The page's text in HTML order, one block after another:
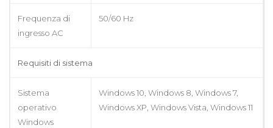
Frequenza di
ingresso AC
50/60 Hz
Requisiti di sistema
Sistema
operativo
Windows
Windows 10, Windows 8, Windows 7,
Windows XP, Windows Vista, Windows 11